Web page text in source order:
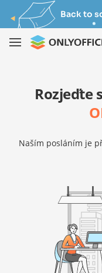
Back to
Rozjeďte
Naším posláním je